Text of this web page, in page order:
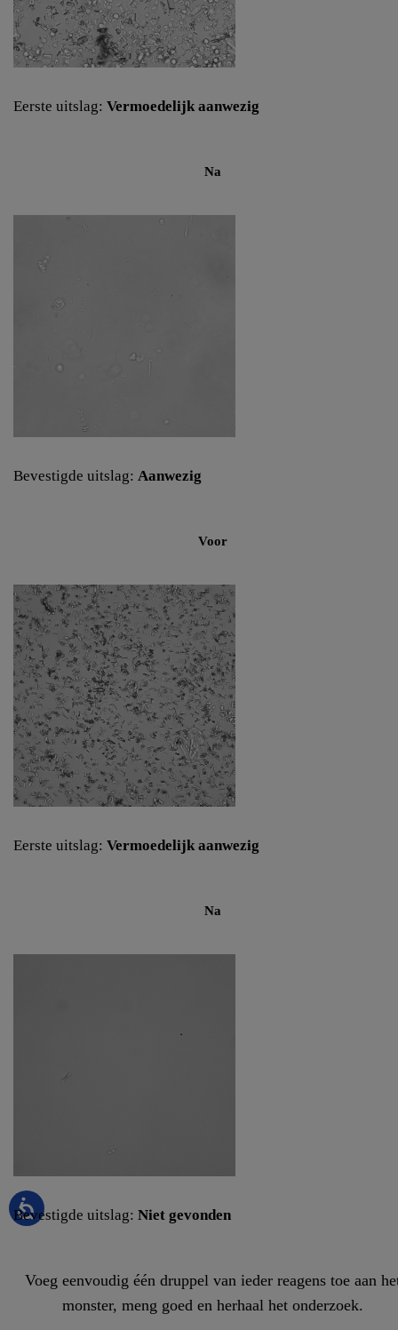
Eerste uitslag: Vermoedelijk aanwezig
Na
Bevestigde uitslag: Aanwezig
Voor
Eerste uitslag: Vermoedelijk aanwezig
Na
Bevestigde uitslag: Niet gevonden
Voeg eenvoudig één druppel van ieder reagens toe aan
monster, meng goed en herhaal het onderzoek.